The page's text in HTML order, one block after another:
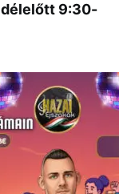
délelőtt 9:30-